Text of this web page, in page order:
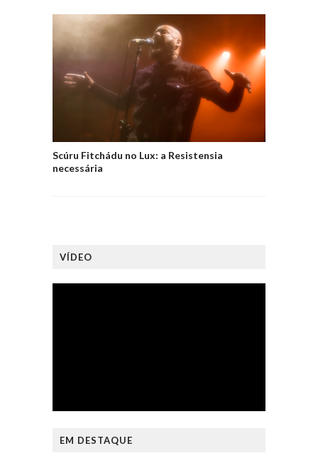
Scúru Fitchádu no Lux: a Resistensia
necessária
VÍDEO
EM DESTAQUE